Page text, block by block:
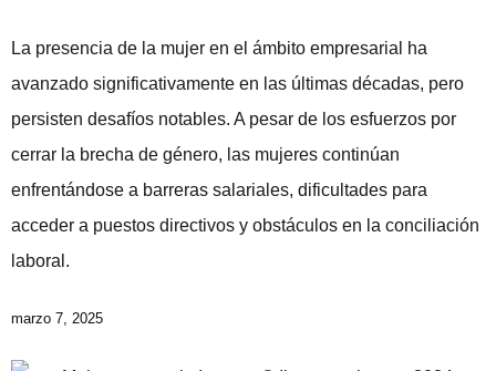
La presencia de la mujer en el ámbito empresarial ha
avanzado significativamente en las últimas décadas, pero
persisten desafíos notables. A pesar de los esfuerzos por
cerrar la brecha de género, las mujeres continúan
enfrentándose a barreras salariales, dificultades para
acceder a puestos directivos y obstáculos en la conciliación
laboral.
marzo 7, 2025